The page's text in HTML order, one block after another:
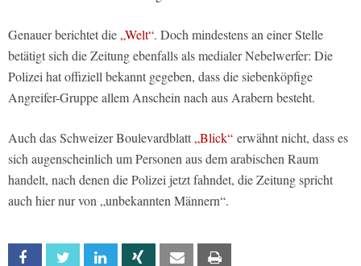
Genauer berichtet die „Welt“. Doch mindestens an einer Stelle
betätigt sich die Zeitung ebenfalls als medialer Nebelwerfer: Die
Polizei hat offiziell bekannt gegeben, dass die siebenköpfige
Angreifer-Gruppe allem Anschein nach aus Arabern besteht.
Auch das Schweizer Boulevardblatt „Blick“ erwähnt nicht, dass es
sich augenscheinlich um Personen aus dem arabischen Raum
handelt, nach denen die Polizei jetzt fahndet, die Zeitung spricht
auch hier nur von „unbekannten Männern“.
Facebook Twitter Linkedin Xing Email